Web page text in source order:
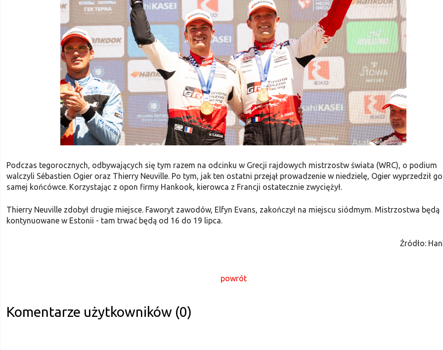
Podczas tegorocznych, odbywających się tym razem na odcinku w Grecji rajdowych mistrzostw świata (WRC), o podium
walczyli Sébastien Ogier oraz Thierry Neuville. Po tym, jak ten ostatni przejął prowadzenie w niedzielę, Ogier wyprzedził
samej końcówce. Korzystając z opon firmy Hankook, kierowca z Francji ostatecznie zwyciężył.
Thierry Neuville zdobył drugie miejsce. Faworyt zawodów, Elfyn Evans, zakończył na miejscu siódmym. Mistrzostwa będą
kontynuowane w Estonii - tam trwać będą od 16 do 19 lipca.
Źródło:
powrót
Komentarze użytkowników (0)